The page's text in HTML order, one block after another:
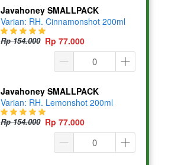
Javahoney SMALLPACK
Varian: RH. Cinnamonshot 200ml
Rp 154.000 Rp 77.000
Javahoney SMALLPACK
Varian: RH. Lemonshot 200ml
Rp 154.000 Rp 77.000